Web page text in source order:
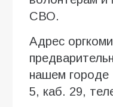
СВО.
Адрес
нашем городе
5, каб. 29,